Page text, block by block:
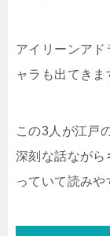
アイリーンアド
ャラも出てきま
この3人が江戸
深刻な話ながら
っていて読みや